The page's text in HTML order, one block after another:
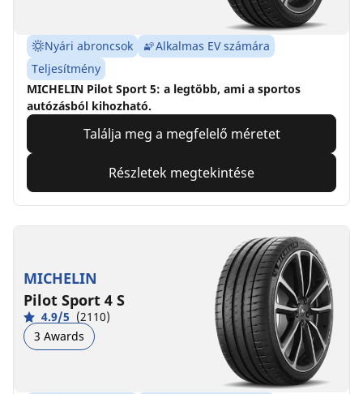
Nyári abroncsok
Alkalmas EV számára
Teljesítmény
MICHELIN Pilot Sport 5: a legtöbb, ami a sportos
autózásból kihozható.
Találja meg a megfelelő méretet
Részletek megtekintése
MICHELIN
Pilot Sport 4 S
4.9/5 (2110)
3 Awards